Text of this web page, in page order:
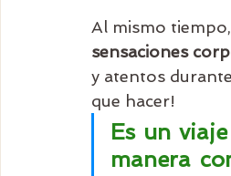
Al mismo
sensaciones
y atentos
que hacer!
Es un
manera